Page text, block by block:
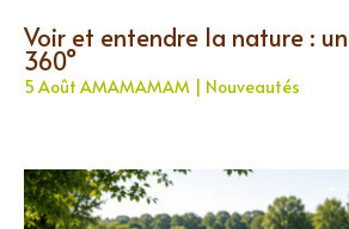
Voir et entendre la nature :
360°
5 Août AMAMAMAM Nouveautés